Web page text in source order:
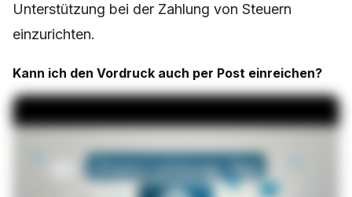
Unterstützung bei der Zahlung von Steuern
einzurichten.
Kann ich den Vordruck auch per Post einreichen?